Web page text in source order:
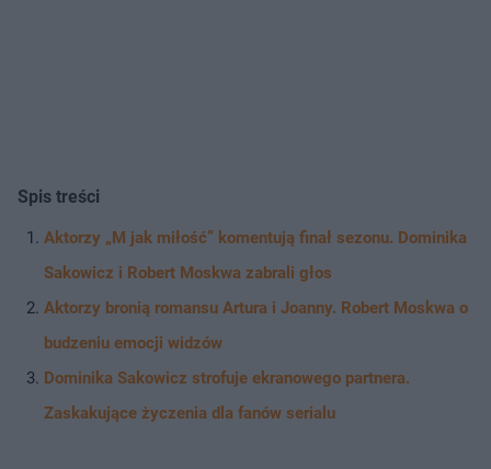
Spis treści
Aktorzy „M jak miłość” komentują finał sezonu. Dominika
Sakowicz i Robert Moskwa zabrali głos
Aktorzy bronią romansu Artura i Joanny. Robert Moskwa o
budzeniu emocji widzów
Dominika Sakowicz strofuje ekranowego partnera.
Zaskakujące życzenia dla fanów serialu